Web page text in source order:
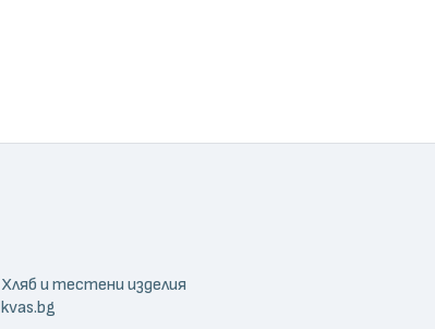
Хляб и тестени изделия
kvas.bg